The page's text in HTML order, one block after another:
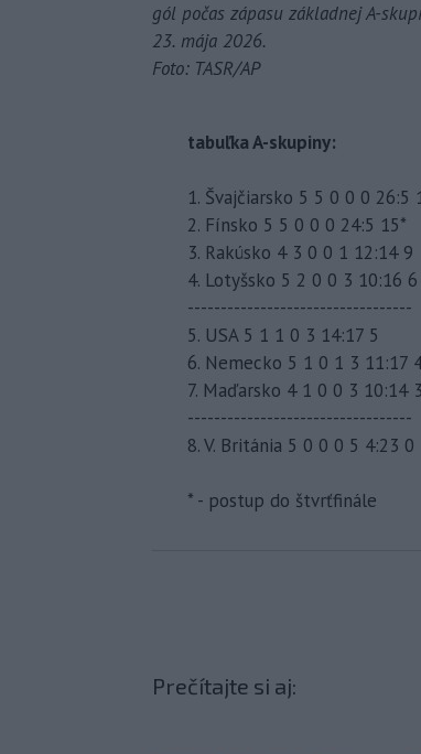
gól počas zápasu základnej A-
23. mája 2026.
Foto: TASR/AP
tabuľka A-skupiny:
1. Švajčiarsko 5 5 0 0 0 26:5
2. Fínsko 5 5 0 0 0 24:5 15*
3. Rakúsko 4 3 0 0 1 12:14 9
4. Lotyšsko 5 2 0 0 3 10:16 6
----------------------------------
5. USA 5 1 1 0 3 14:17 5
6. Nemecko 5 1 0 1 3 11:17
7. Maďarsko 4 1 0 0 3 10:14 3
----------------------------------
8. V. Británia 5 0 0 0 5 4:23 0
* - postup do štvrťfinále
Prečítajte si aj: